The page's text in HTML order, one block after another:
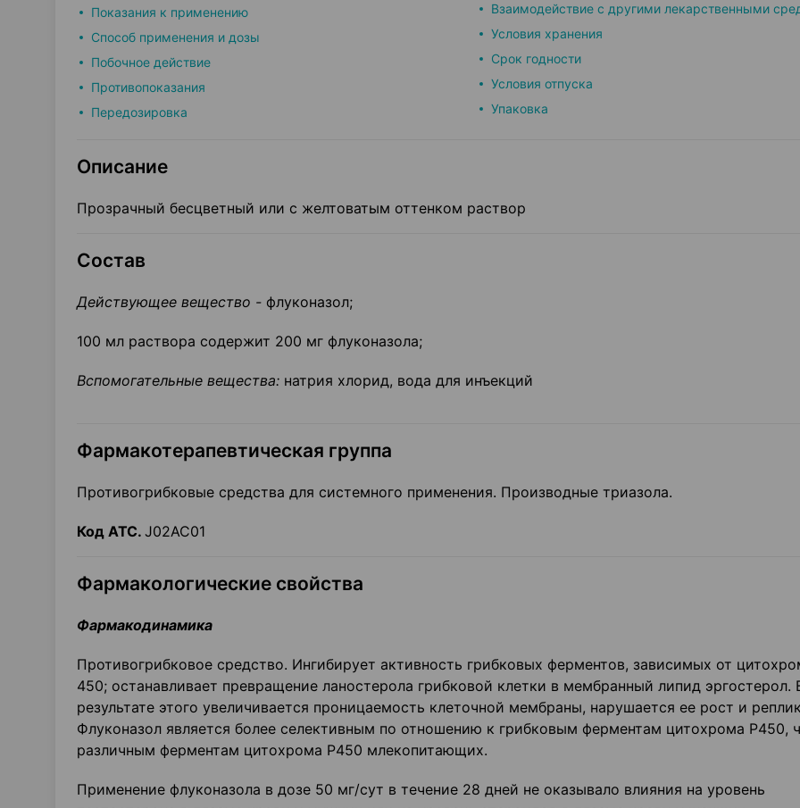
Показания к применению
Способ применения и дозы
Побочное действие
Противопоказания
Передозировка
Взаимодействие с другими лекарственными
Условия хранения
Срок годности
Условия отпуска
Упаковка
Описание
Прозрачный бесцветный или с желтоватым оттенком раствор
Состав
Действующее вещество - флуконазол;
100 мл раствора содержит 200 мг флуконазола;
Вспомогательные вещества: натрия хлорид, вода для инъекций
Фармакотерапевтическая группа
Противогрибковые средства для системного применения. Производные триазола.
Код АТС. J02AC01
Фармакологические свойства
Фармакодинамика
Противогрибковое средство. Ингибирует активность грибковых ферментов, зависимых от
450; останавливает превращение ланостерола грибковой клетки в мембранный липид эргостерол.
результате этого увеличивается проницаемость клеточной мембраны, нарушается ее рост и
Флуконазол является более селективным по отношению к грибковым ферментам цитохрома Р450,
различным ферментам цитохрома Р450 млекопитающих.
Применение флуконазола в дозе 50 мг/сут в течение 28 дней не оказывало влияния на уровень